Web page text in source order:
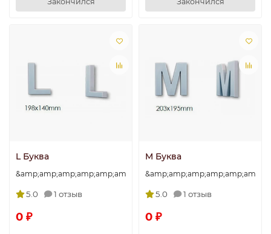
L Буква
5.0 1 отзыв
0 ₽
M Буква
5.0 1 отзыв
0 ₽